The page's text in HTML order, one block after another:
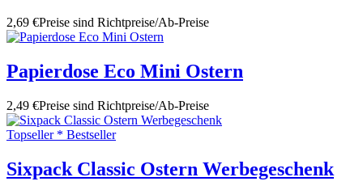
2,69 €Preise sind Richtpreise/Ab-Preise
Papierdose Eco Mini Ostern
2,49 €Preise sind Richtpreise/Ab-Preise
Topseller * Bestseller
Sixpack Classic Ostern Werbegeschenk